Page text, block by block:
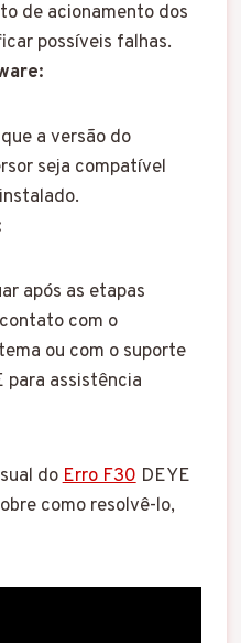
de acionamento dos
possíveis falhas.
a versão do
seja compatível
após as etapas
com o
ou com o suporte
para assistência
doErro F30DEYE
como resolvê-lo,